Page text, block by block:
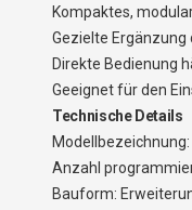
Kompaktes,
Gezielte
Direkte Bedienung
Geeignet für den
Technische Details
Anzahl
Bauform: